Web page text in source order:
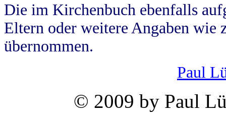
Die im Kirchenbuch ebenfalls
Eltern oder weitere Angaben wie
übernommen.
Paul
© 2009 by Paul